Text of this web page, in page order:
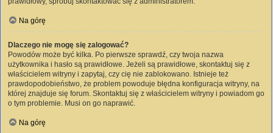
Na górę
Dlaczego nie mogę się zalogować?
Powodów może być kilka. Po pierwsze sprawdź, czy twoja nazwa
użytkownika i hasło są prawidłowe. Jeżeli są prawidłowe, skontaktuj się z
właścicielem witryny i zapytaj, czy cię nie zablokowano. Istnieje też
prawdopodobieństwo, że problem powoduje błędna konfiguracja witryny, na
której znajduje się forum. Skontaktuj się z właścicielem witryny i powiadom go
o tym problemie. Musi on go naprawić.
Na górę